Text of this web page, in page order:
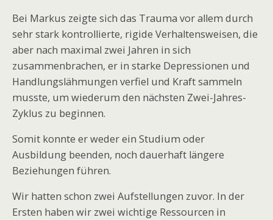
Bei Markus zeigte sich das Trauma vor allem durch
sehr stark kontrollierte, rigide Verhaltensweisen, die
aber nach maximal zwei Jahren in sich
zusammenbrachen, er in starke Depressionen und
Handlungslähmungen verfiel und Kraft sammeln
musste, um wiederum den nächsten Zwei-Jahres-
Zyklus zu beginnen.
Somit konnte er weder ein Studium oder
Ausbildung beenden, noch dauerhaft längere
Beziehungen führen.
Wir hatten schon zwei Aufstellungen zuvor. In der
Ersten haben wir zwei wichtige Ressourcen in